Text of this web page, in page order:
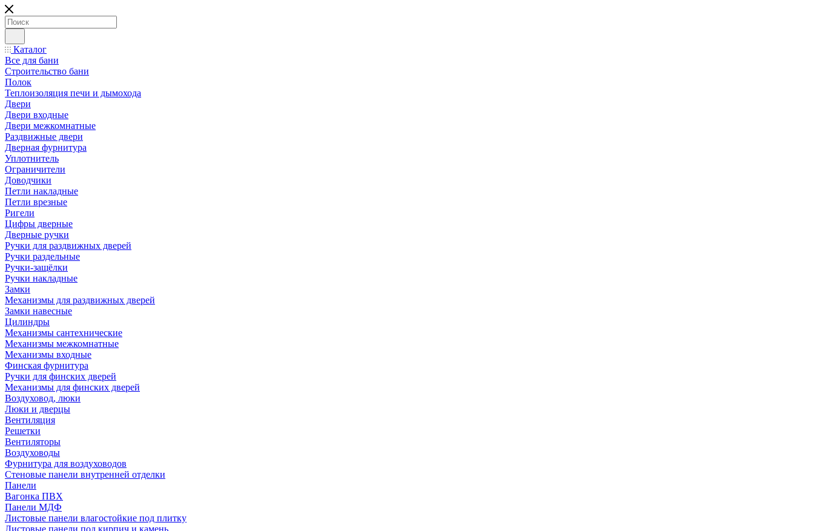
Каталог
Все для бани
Строительство бани
Полок
Теплоизоляция печи и дымохода
Двери
Двери входные
Двери межкомнатные
Раздвижные двери
Дверная фурнитура
Уплотнитель
Ограничители
Доводчики
Петли накладные
Петли врезные
Ригели
Цифры дверные
Дверные ручки
Ручки для раздвижных дверей
Ручки раздельные
Ручки-защёлки
Ручки накладные
Замки
Механизмы для раздвижных дверей
Замки навесные
Цилиндры
Механизмы сантехнические
Механизмы межкомнатные
Механизмы входные
Финская фурнитура
Ручки для финских дверей
Механизмы для финских дверей
Воздуховод, люки
Люки и дверцы
Вентиляция
Решетки
Вентиляторы
Воздуховоды
Фурнитура для воздуховодов
Стеновые панели внутренней отделки
Панели
Вагонка ПВХ
Панели МДФ
Листовые панели влагостойкие под плитку
Листовые панели под кирпич и камень